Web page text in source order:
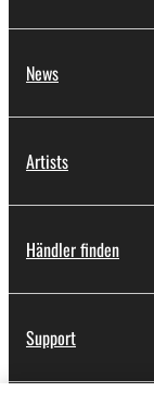
News
Artists
Händler finden
Support